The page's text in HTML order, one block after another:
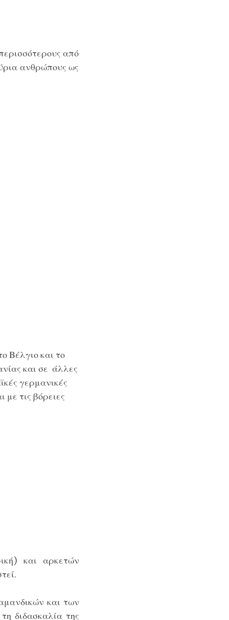
από
ανθρώπους ως
Βέλγιο και το
και σε άλλες
γερμανικές
τις βόρειες
και αρκετών
και των
διδασκαλία της